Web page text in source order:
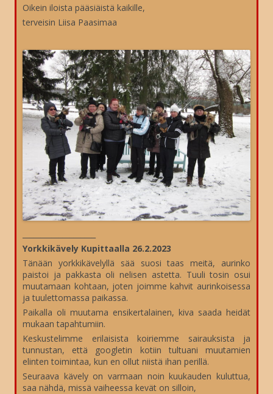
Oikein iloista pääsiäistä kaikille,
terveisin Liisa Paasimaa
Yorkkikävely Kupittaalla 26.2.2023
Tänään yorkkikävelyllä sää suosi taas meitä, aurinko
paistoi ja pakkasta oli nelisen astetta. Tuuli tosin osui
muutamaan kohtaan, joten joimme kahvit aurinkoisessa
ja tuulettomassa paikassa.
Paikalla oli muutama ensikertalainen, kiva saada heidät
mukaan tapahtumiin.
Keskustelimme erilaisista koiriemme sairauksista ja
tunnustan, että googletin kotiin tultuani muutamien
elinten toimintaa, kun en ollut niistä ihan perillä.
Seuraava kävely on varmaan noin kuukauden kuluttua,
saa nähdä, missä vaiheessa kevät on silloin,